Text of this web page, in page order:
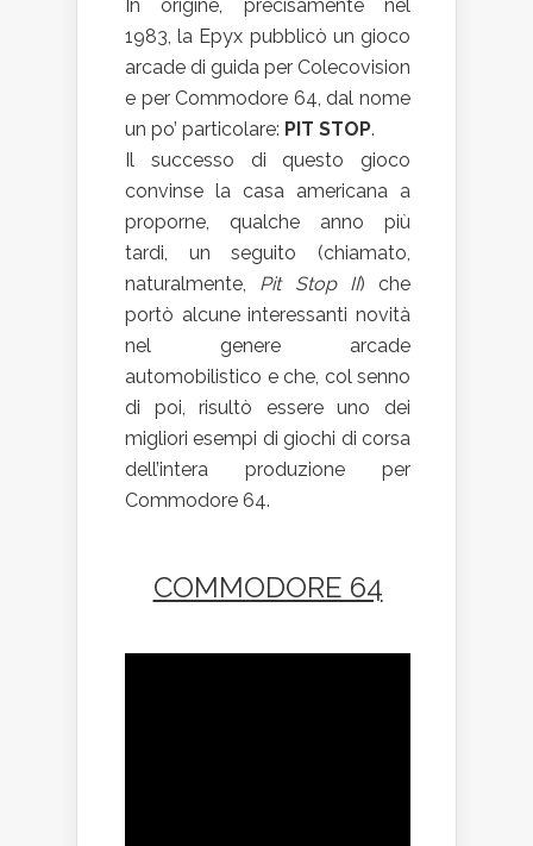
In origine, precisamente nel
1983, la Epyx pubblicò un gioco
arcade di guida per Colecovision
e per Commodore 64, dal nome
un po’ particolare: PIT STOP.
Il successo di questo gioco
convinse la casa americana a
proporne, qualche anno più
tardi, un seguito (chiamato,
naturalmente, Pit Stop II) che
portò alcune interessanti novità
nel genere arcade
automobilistico e che, col senno
di poi, risultò essere uno dei
migliori esempi di giochi di corsa
dell’intera produzione per
Commodore 64.
COMMODORE 64